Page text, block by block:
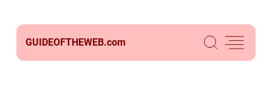
GUIDEOFTHEWEB.com